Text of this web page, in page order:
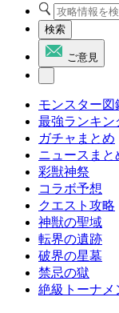
検索
ご意見
モンスター図
最強ランキン
ガチャまとめ
ニュースまと
彩獣神祭
コラボ予想
クエスト攻略
神獣の聖域
転界の遺跡
破界の星墓
禁忌の獄
絶級トーナメ